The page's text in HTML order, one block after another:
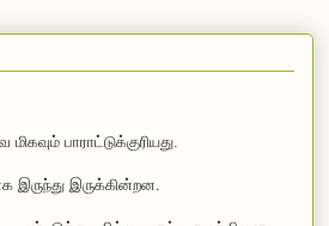
பாராட்டுக்குரியது.
இருந்து இருக்கின்றன.